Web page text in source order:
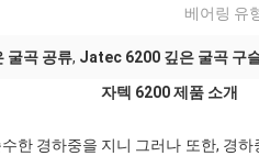
베어링 유
굴곡 공류, Jatec 6200 깊은 굴곡 구
자텍 6200 제품 소개
한 경하중을 지니 그러나 또한, 경